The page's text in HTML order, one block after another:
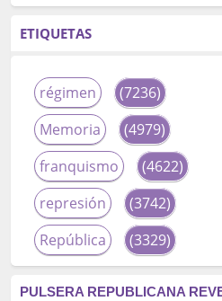
ETIQUETAS
régimen
(7236)
Memoria
(4979)
franquismo
(4622)
represión
(3742)
República
(3329)
PULSERA REPUBLICANA